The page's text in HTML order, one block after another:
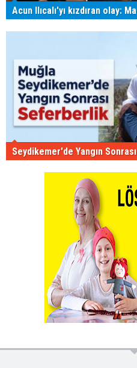
Acun Ilıcalı'yı kızdıran olay:
Seydikemer'de Yangın